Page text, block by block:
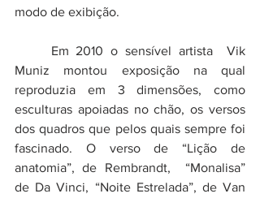
modo de exibição.
Muniz montou exposição na qual
reproduzia em 3 dimensões, como
esculturas apoiadas no chão, os versos
dos quadros que pelos quais sempre foi
fascinado. O verso de “Lição de
anatomia”, de Rembrandt,  “Monalisa”
de Da Vinci, “Noite Estrelada”, de Van